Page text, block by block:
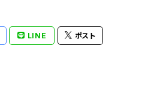
LINE ポスト